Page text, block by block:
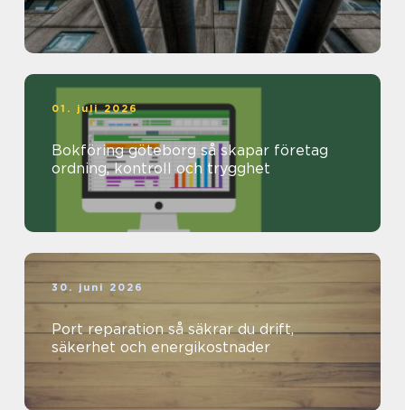
01. juli 2026
Bokföring göteborg så skapar företag
ordning, kontroll och trygghet
30. juni 2026
Port reparation så säkrar du drift,
säkerhet och energikostnader